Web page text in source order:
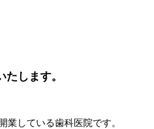
します。
業している歯科医院です。